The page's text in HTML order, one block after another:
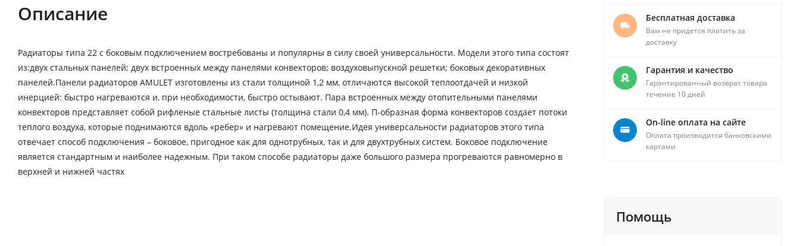
Описание
Радиаторы типа 22 с боковым подключением востребованы и популярны в силу своей универсальности. Модели этого типа состоят
из:двух стальных панелей; двух встроенных между панелями конвекторов; воздуховыпускной решетки; боковых декоративных
панелей.Панели радиаторов AMULET изготовлены из стали толщиной 1,2 мм, отличаются высокой теплоотдачей и низкой
инерцией: быстро нагреваются и, при необходимости, быстро остывают. Пара встроенных между отопительными панелями
конвекторов представляет собой рифленые стальные листы (толщина стали 0,4 мм). П-образная форма конвекторов создает потоки
теплого воздуха, которые поднимаются вдоль «ребер» и нагревают помещение.Идея универсальности радиаторов этого типа
отвечает способ подключения – боковое, пригодное как для однотрубных, так и для двухтрубных систем. Боковое подключение
является стандартным и наиболее надежным. При таком способе радиаторы даже большого размера прогреваются равномерно в
верхней и нижней частях
Бесплатная доставка
Вам не придется платить за
доставку
Гарантия и качество
Гарантированный возврат товара
течение 10 дней
On-line оплата на сайте
Оплата производится банковскими
картами
Помощь